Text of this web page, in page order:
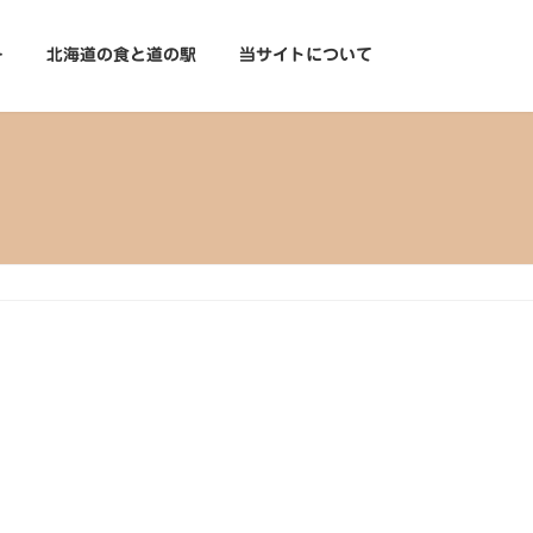
北海道の食と道の駅 当サイトについて